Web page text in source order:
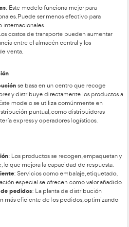
rutas de reparto.
del flujo de productos.
va íntimamente
a, la organización y los medios
Superior en Transporte y
distribuciónes el diseño o la
entregados a los consumidores,
geográficas y operativas de la
cinco modelos típicos de